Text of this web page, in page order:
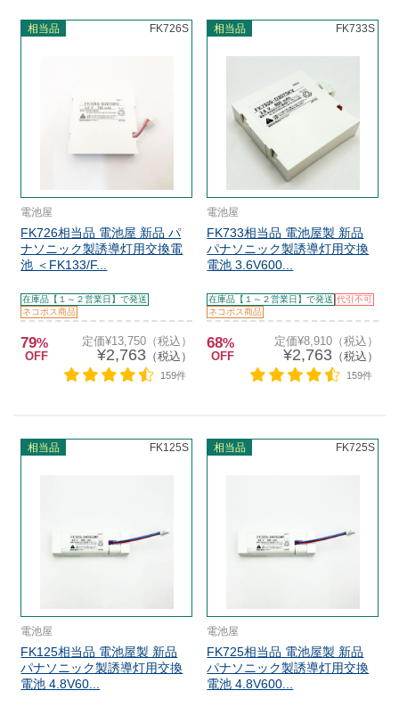
相当品 FK726S
電池屋
FK726相当品 電池屋 新品 パ
ナソニック製誘導灯用交換電
池 ＜FK133/F...
在庫品【１～２営業日】で発送
ネコポス商品
79%
OFF
定価¥13,750（税込）
¥2,763（税込）
159件
相当品 FK733S
電池屋
FK733相当品 電池屋製 新品
パナソニック製誘導灯用交換
電池 3.6V600...
在庫品【１～２営業日】で発送 代引不可
ネコポス商品
68%
OFF
定価¥8,910（税込）
¥2,763（税込）
159件
相当品 FK125S
電池屋
FK125相当品 電池屋製 新品
パナソニック製誘導灯用交換
電池 4.8V60...
相当品 FK725S
電池屋
FK725相当品 電池屋製 新品
パナソニック製誘導灯用交換
電池 4.8V600...